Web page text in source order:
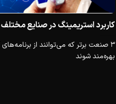
کاربرد استریمینگ در صنایع مختلف
بهره‌مند شوند